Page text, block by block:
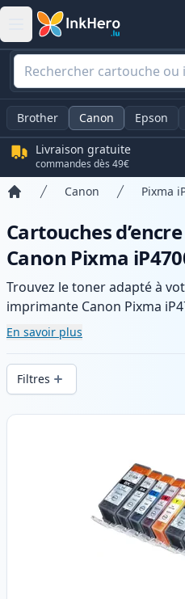
Brother Canon Epson
Livraison gratuite
commandes dès 49€
Canon Pixma
Cartouches
Canon Pixma
Trouvez le toner adapté à
imprimante Canon Pixma
notre gamme de cartouches
et haute capacité. Profitez
d’impression constante et
rapide depuis un stock local
En savoir plus
Filtres
Produits